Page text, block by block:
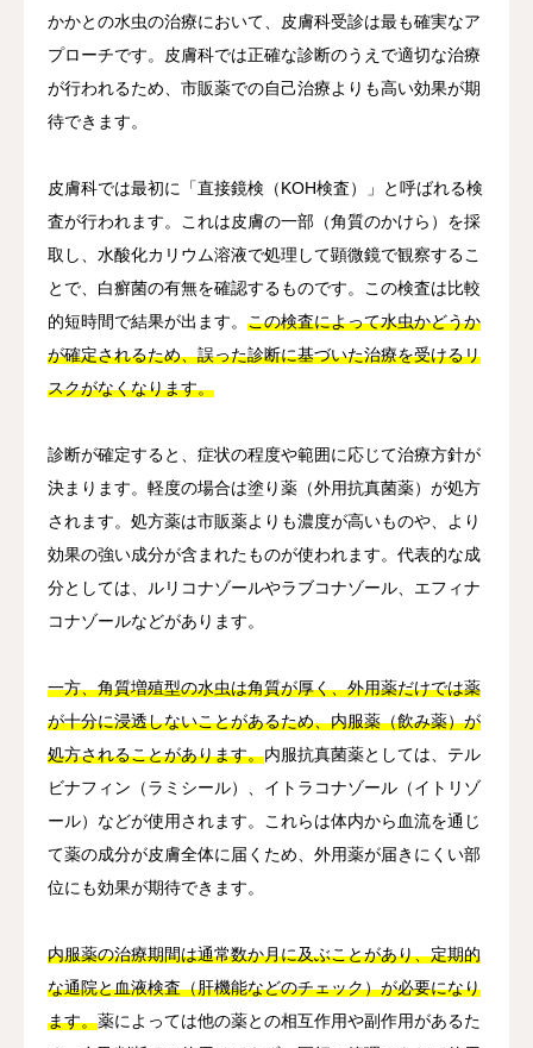
かかとの水虫の治療において、皮膚科受診は最も確実なア
プローチです。皮膚科では正確な診断のうえで適切な治療
が行われるため、市販薬での自己治療よりも高い効果が期
待できます。
皮膚科では最初に「直接鏡検（KOH検査）」と呼ばれる検
査が行われます。これは皮膚の一部（角質のかけら）を採
取し、水酸化カリウム溶液で処理して顕微鏡で観察するこ
とで、白癬菌の有無を確認するものです。この検査は比較
的短時間で結果が出ます。 この検査によって水虫かどうか
が確定されるため、誤った診断に基づいた治療を受けるリ
スクがなくなります。
診断が確定すると、症状の程度や範囲に応じて治療方針が
決まります。軽度の場合は塗り薬（外用抗真菌薬）が処方
されます。処方薬は市販薬よりも濃度が高いものや、より
効果の強い成分が含まれたものが使われます。代表的な成
分としては、ルリコナゾールやラブコナゾール、エフィナ
コナゾールなどがあります。
一方、角質増殖型の水虫は角質が厚く、外用薬だけでは薬
が十分に浸透しないことがあるため、内服薬（飲み薬）が
処方されることがあります。内服抗真菌薬としては、テル
ビナフィン（ラミシール）、イトラコナゾール（イトリゾ
ール）などが使用されます。これらは体内から血流を通じ
て薬の成分が皮膚全体に届くため、外用薬が届きにくい部
位にも効果が期待できます。
内服薬の治療期間は通常数か月に及ぶことがあり、定期的
な通院と血液検査（肝機能などのチェック）が必要になり
ます。薬によっては他の薬との相互作用や副作用があるた